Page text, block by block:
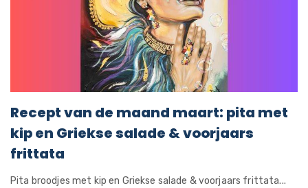
Recept van de maand maart: pita met
kip en Griekse salade & voorjaars
frittata
Pita broodjes met kip en Griekse salade & voorjaars frittata...